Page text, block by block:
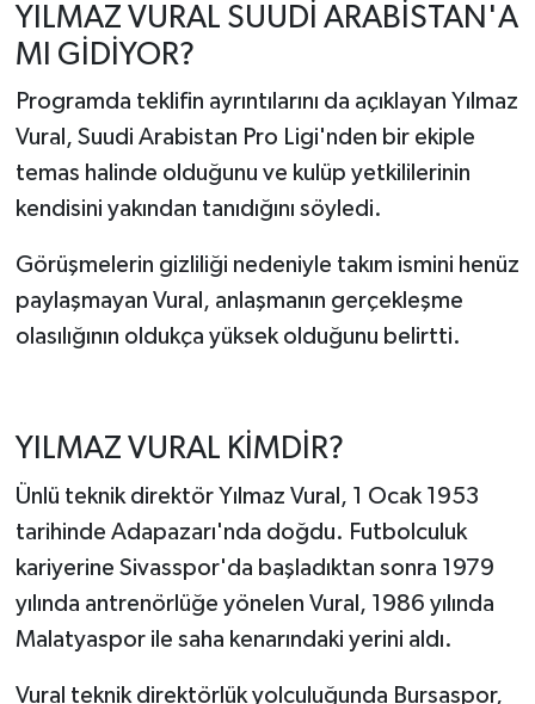
YILMAZ VURAL SUUDİ ARABİSTAN'A
MI GİDİYOR?
Programda teklifin ayrıntılarını da açıklayan Yılmaz
Vural, Suudi Arabistan Pro Ligi'nden bir ekiple
temas halinde olduğunu ve kulüp yetkililerinin
kendisini yakından tanıdığını söyledi.
Görüşmelerin gizliliği nedeniyle takım ismini henüz
paylaşmayan Vural, anlaşmanın gerçekleşme
olasılığının oldukça yüksek olduğunu belirtti.
YILMAZ VURAL KİMDİR?
Ünlü teknik direktör Yılmaz Vural, 1 Ocak 1953
tarihinde Adapazarı'nda doğdu. Futbolculuk
kariyerine Sivasspor'da başladıktan sonra 1979
yılında antrenörlüğe yönelen Vural, 1986 yılında
Malatyaspor ile saha kenarındaki yerini aldı.
Vural teknik direktörlük yolculuğunda Bursaspor,